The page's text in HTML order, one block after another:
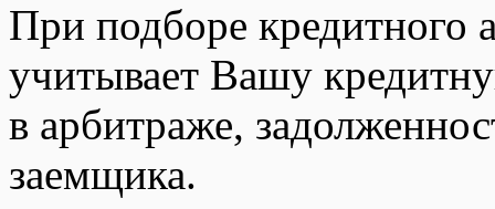
При подборе кредитного
учитывает Вашу
в арбитраже,
заемщика.